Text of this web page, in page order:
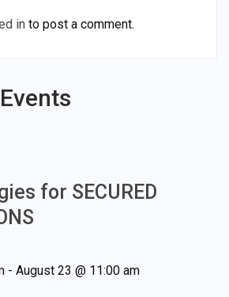
in to post a comment.
for SECURED
- August 23 @ 11:00 am